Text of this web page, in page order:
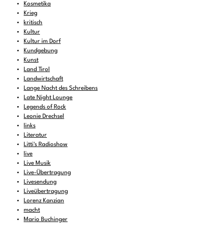
Kosmetika
Krieg
kritisch
Kultur
Kultur im Dorf
Kundgebung
Kunst
Land Tirol
Landwirtschaft
Lange Nacht des Schreibens
Late Night Lounge
Legends of Rock
Leonie Drechsel
links
Literatur
Litti's Radioshow
live
Live Musik
Live-Übertragung
Livesendung
Liveübertragung
Lorenz Kanzian
macht
Mario Buchinger